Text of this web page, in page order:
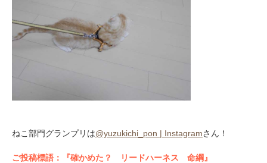
ねこ部門グランプリは@yuzukichi_pon | Instagramさん！
ご投稿標語：『確かめた？ リードハーネス 命綱』
PECOアプリをダウンロード済みの方